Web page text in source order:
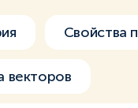
Свойства
векторов